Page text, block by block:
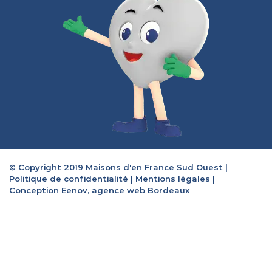
© Copyright 2019 Maisons d'en France Sud Ouest |
Politique de confidentialité | Mentions légales |
Conception Eenov, agence web Bordeaux